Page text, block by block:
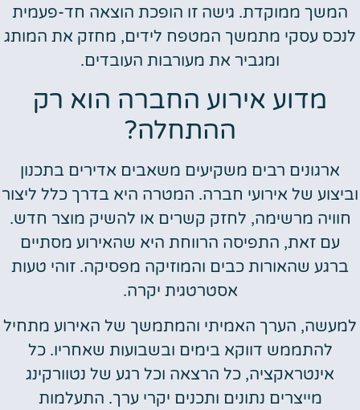
המשך ממוקדת. גישה זו הופכת הוצאה חד-פעמית
לנכס עסקי מתמשך המטפח לידים, מחזק את המותג
ומגביר את מעורבות העובדים.
מדוע אירוע החברה הוא רק
ההתחלה?
ארגונים רבים משקיעים משאבים אדירים בתכנון
וביצוע של אירועי חברה. המטרה היא בדרך כלל ליצור
חוויה מרשימה, לחזק קשרים או להשיק מוצר חדש.
עם זאת, התפיסה הרווחת היא שהאירוע מסתיים
ברגע שהאורות כבים והמוזיקה מפסיקה. זוהי טעות
אסטרטגית יקרה.
למעשה, הערך האמיתי והמתמשך של האירוע מתחיל
להתממש דווקא בימים ובשבועות שאחריו. כל
אינטראקציה, כל הרצאה וכל רגע של נטוורקינג
מייצרים נתונים ותכנים יקרי ערך. התעלמות